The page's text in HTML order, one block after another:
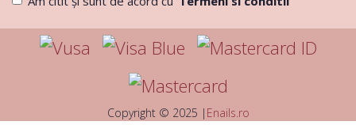
Copyright © 2025 | Enails.ro